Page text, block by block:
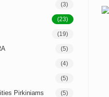
(3)
(23)
(19)
(5)
(4)
(5)
Pirkiniams (5)